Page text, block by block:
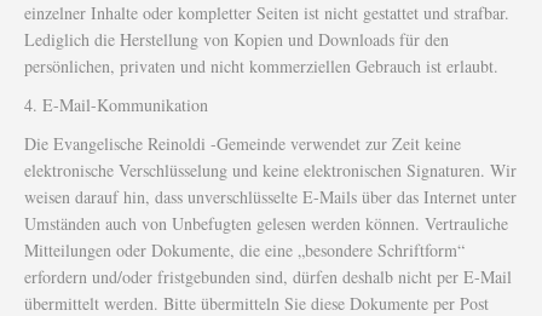
einzelner Inhalte oder kompletter Seiten ist nicht gestattet und strafbar.
Lediglich die Herstellung von Kopien und Downloads für den
persönlichen, privaten und nicht kommerziellen Gebrauch ist erlaubt.
4. E-Mail-Kommunikation
Die Evangelische Reinoldi -Gemeinde verwendet zur Zeit keine
elektronische Verschlüsselung und keine elektronischen Signaturen. Wir
weisen darauf hin, dass unverschlüsselte E-Mails über das Internet unter
Umständen auch von Unbefugten gelesen werden können. Vertrauliche
Mitteilungen oder Dokumente, die eine „besondere Schriftform“
erfordern und/oder fristgebunden sind, dürfen deshalb nicht per E-Mail
übermittelt werden. Bitte übermitteln Sie diese Dokumente per Post